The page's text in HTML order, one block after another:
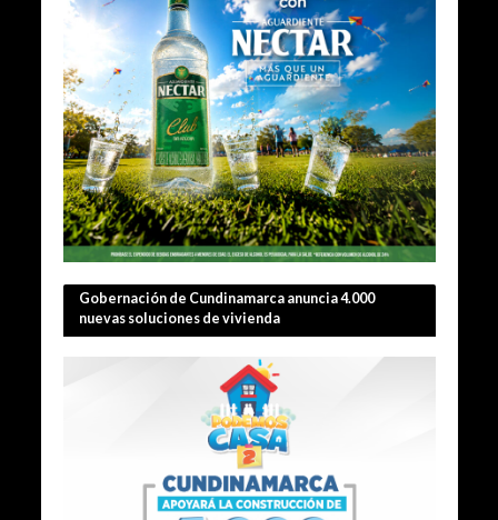
Gobernación de Cundinamarca anuncia 4.000
nuevas soluciones de vivienda